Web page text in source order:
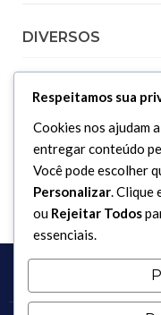
DIVERSOS
Curiosidades
Downloads
Respeitamos sua
Cookies nos ajudam
entregar conteúdo
Você pode escolher
Personalizar. Clique
ou Rejeitar Todos
essenciais.